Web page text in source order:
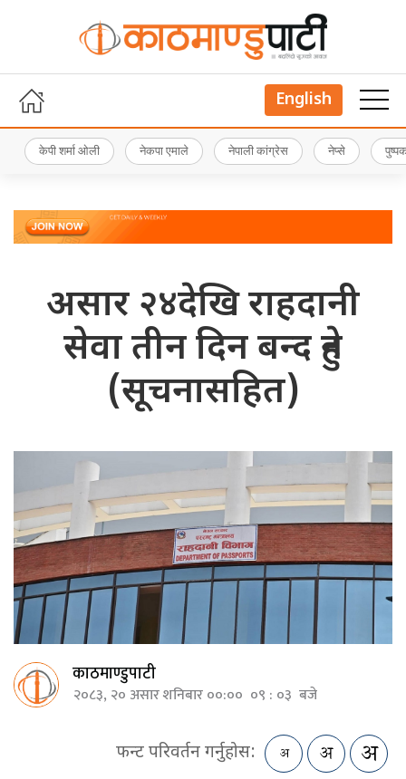
English
केपी शर्मा ओली नेकपा एमाले नेपाली कांग्रेस नेप्से
असार २४देखि राहदानी
सेवा तीन दिन बन्द हुने
(सूचनासहित)
काठमाण्डुपाटी
२०८३, २० असार शनिबार ००:०० ०९ : ०३ बजे
फन्ट परिवर्तन गर्नुहोस: